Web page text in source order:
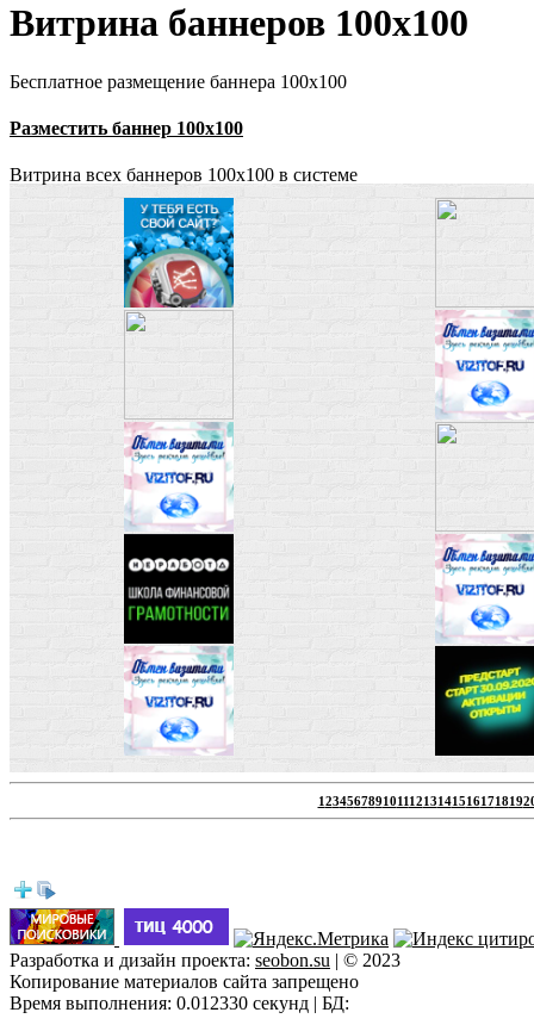
Витрина баннеров 100x100
Бесплатное размещение баннера 100x100
Разместить баннер 100x100
Витрина всех баннеров 100x100 в системе
12345678910111213141516171819
Разработка и дизайн проекта: seobon.su | © 2023
Копирование материалов сайта запрещено
Время выполнения: 0.012330 секунд | БД: